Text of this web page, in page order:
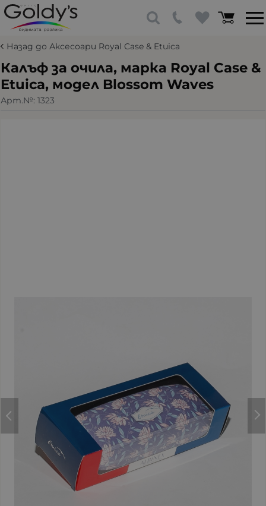
Назад до Аксесоари Royal Case & Etuica
Калъф за очила, марка Royal Case &
Etuica, модел Blossom Waves
Арт.№: 1323